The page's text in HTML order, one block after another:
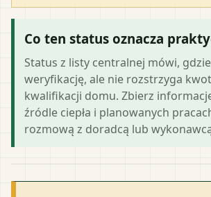
Co ten status oznacza
Status z listy centralnej mówi,
weryfikację, ale nie rozstrzyga
kwalifikacji domu. Zbierz
źródle ciepła i planowanych
rozmową z doradcą lub